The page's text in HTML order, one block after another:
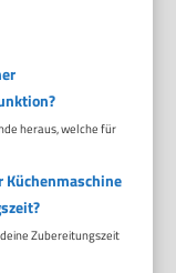
heraus, welche für
Zubereitungszeit